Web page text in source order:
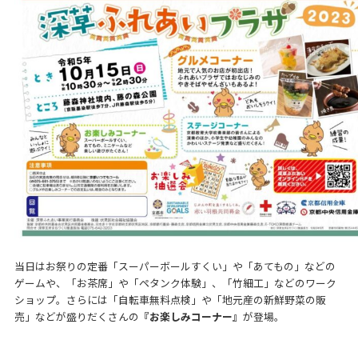
当日はお祭りの定番「スーパーボールすくい」や「あてもの」などの
ゲームや、「お茶席」や「ペタンク体験」、「竹細工」などのワーク
ショップ。さらには「自転車無料点検」や「地元産の新鮮野菜の販
売」などが盛りだくさんの 『お楽しみコーナー』 が登場。